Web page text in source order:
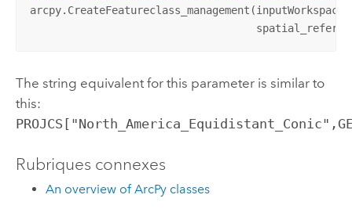
The string equivalent for this parameter is similar to
this:
Rubriques connexes
An overview of ArcPy classes